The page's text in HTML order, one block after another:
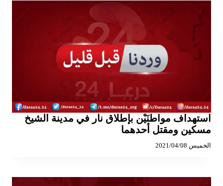
استهداف مواطنَيْن بإطلاق نار في مدينة الشيخ
مسكين ومقتل أحدهما
الخميس 2021/04/08